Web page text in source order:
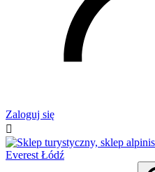
Zaloguj się
